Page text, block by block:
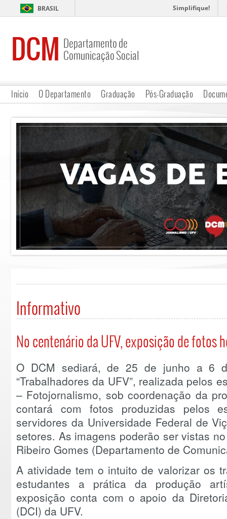
BRASIL Simplifique!
DCM Departamento de
Comunicação Social
Início O Departamento Graduação Pós-Graduação
Informativo
No centenário da UFV, exposição de fotos
O DCM sediará, de 25 de junho a 6
“Trabalhadores da UFV”, realizada pelos
– Fotojornalismo, sob coordenação da
contará com fotos produzidas pelos
servidores da Universidade Federal de
setores. As imagens poderão ser vistas
Ribeiro Gomes (Departamento de
A atividade tem o intuito de valorizar os
estudantes a prática da produção
exposição conta com o apoio da
(DCI) da UFV.